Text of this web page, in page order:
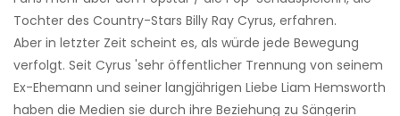
Tochter des Country-Stars Billy Ray Cyrus, erfahren.
Aber in letzter Zeit scheint es, als würde jede Bewegung
verfolgt. Seit Cyrus 'sehr öffentlicher Trennung von seinem
Ex-Ehemann und seiner langjährigen Liebe Liam Hemsworth
haben die Medien sie durch ihre Beziehung zu Sängerin